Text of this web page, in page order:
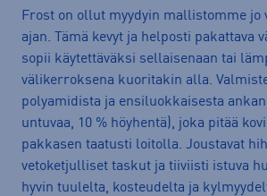
Frost on ollut myydyin mallistomme jo
ajan. Tämä kevyt ja helposti pakattava
sopii käytettäväksi sellaisenaan tai
välikerroksena kuoritakin alla.
polyamidista ja ensiluokkaisesta
untuvaa, 10 % höyhentä), joka pitää
pakkasen taatusti loitolla. Joustavat
vetoketjulliset taskut ja tiiviisti istuva
hyvin tuulelta, kosteudelta ja